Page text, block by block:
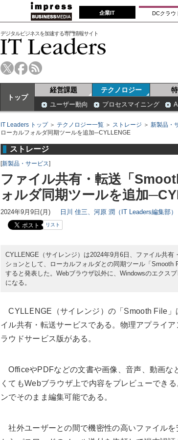
企業IT DCクラウ
デジタルビジネスを加速する専門情報サイト
トップ
経営課題 テクノロジー
ユーザー動向 プロセスマイニング AI
IT Leaders トップ＞ テクノロジー一覧 ＞ ストレージ ＞ 新製品・
ローカルフォルダ同期ツールを追加─CYLLENGE
ストレージ
[新製品・サービス]
ファイル共有・転送「
ォルダ同期ツールを追加
2024年9月9日(月) 日川 佳三、河原 潤（IT Leaders編集部）
リスト
CYLLENGE（サイレンジ）は2024年9月6日、ファイル共
ションとして、ローカルフォルダとの同期ツール「
すると発表した。Webブラウザ以外に、Windowsのエクス
になる。
CYLLENGE（サイレンジ）の「Smooth File」
イル共有・転送サービスである。物理アプライ
ラウドサービス版がある。
OfficeやPDFなどの文書や画像、音声、動画な
くてもWebブラウザ上で内容をプレビューでき
ンでそのまま編集可能である。
社外ユーザーとの間で機密性の高いファイルを